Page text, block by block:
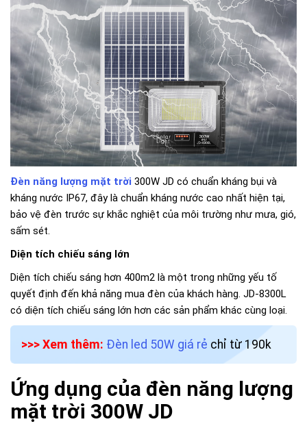
Đèn năng lượng mặt trời 300W JD có chuẩn kháng bụi và
kháng nước IP67, đây là chuẩn kháng nước cao nhất hiện tại,
bảo vệ đèn trước sự khắc nghiệt của môi trường như mưa, gió,
sấm sét.
Diện tích chiếu sáng lớn
Diện tích chiếu sáng hơn 400m2 là một trong những yếu tố
quyết định đến khả năng mua đèn của khách hàng. JD-8300L
có diện tích chiếu sáng lớn hơn các sản phẩm khác cùng loại.
>>> Xem thêm: Đèn led 50W giá rẻ chỉ từ 190k
Ứng dụng của đèn năng lượng
mặt trời 300W JD